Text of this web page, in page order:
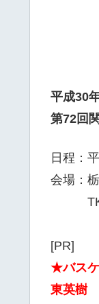
平成30
第72回
日程：
会場：
TKC
[PR]
★バスケ
東英樹